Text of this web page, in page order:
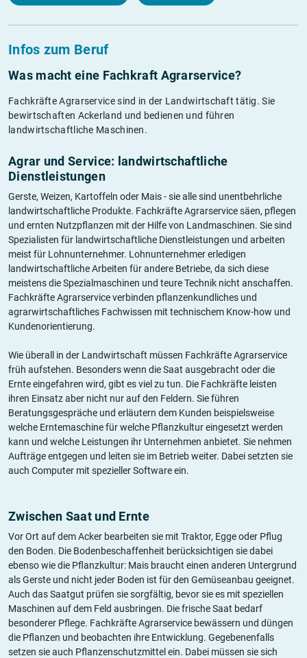
Infos zum Beruf
Was macht eine Fachkraft Agrarservice?
Fachkräfte Agrarservice sind in der Landwirtschaft tätig. Sie
bewirtschaften Ackerland und bedienen und führen
landwirtschaftliche Maschinen.
Agrar und Service: landwirtschaftliche
Dienstleistungen
Gerste, Weizen, Kartoffeln oder Mais - sie alle sind unentbehrliche
landwirtschaftliche Produkte. Fachkräfte Agrarservice säen, pflegen
und ernten Nutzpflanzen mit der Hilfe von Landmaschinen. Sie sind
Spezialisten für landwirtschaftliche Dienstleistungen und arbeiten
meist für Lohnunternehmer. Lohnunternehmer erledigen
landwirtschaftliche Arbeiten für andere Betriebe, da sich diese
meistens die Spezialmaschinen und teure Technik nicht anschaffen.
Fachkräfte Agrarservice verbinden pflanzenkundliches und
agrarwirtschaftliches Fachwissen mit technischem Know-how und
Kundenorientierung.
Wie überall in der Landwirtschaft müssen Fachkräfte Agrarservice
früh aufstehen. Besonders wenn die Saat ausgebracht oder die
Ernte eingefahren wird, gibt es viel zu tun. Die Fachkräfte leisten
ihren Einsatz aber nicht nur auf den Feldern. Sie führen
Beratungsgespräche und erläutern dem Kunden beispielsweise
welche Erntemaschine für welche Pflanzkultur eingesetzt werden
kann und welche Leistungen ihr Unternehmen anbietet. Sie nehmen
Aufträge entgegen und leiten sie im Betrieb weiter. Dabei setzten sie
auch Computer mit spezieller Software ein.
Zwischen Saat und Ernte
Vor Ort auf dem Acker bearbeiten sie mit Traktor, Egge oder Pflug
den Boden. Die Bodenbeschaffenheit berücksichtigen sie dabei
ebenso wie die Pflanzkultur: Mais braucht einen anderen Untergrund
als Gerste und nicht jeder Boden ist für den Gemüseanbau geeignet.
Auch das Saatgut prüfen sie sorgfältig, bevor sie es mit speziellen
Maschinen auf dem Feld ausbringen. Die frische Saat bedarf
besonderer Pflege. Fachkräfte Agrarservice bewässern und düngen
die Pflanzen und beobachten ihre Entwicklung. Gegebenenfalls
setzen sie auch Pflanzenschutzmittel ein. Dabei müssen sie sich